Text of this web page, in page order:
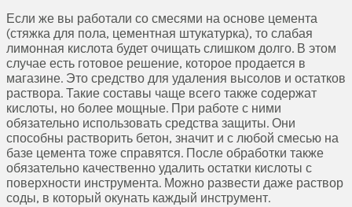
Если же вы работали со смесями на основе цемента
(стяжка для пола, цементная штукатурка), то слабая
лимонная кислота будет очищать слишком долго. В этом
случае есть готовое решение, которое продается в
магазине. Это средство для удаления высолов и остатков
раствора. Такие составы чаще всего также содержат
кислоты, но более мощные. При работе с ними
обязательно использовать средства защиты. Они
способны растворить бетон, значит и с любой смесью на
базе цемента тоже справятся. После обработки также
обязательно качественно удалить остатки кислоты с
поверхности инструмента. Можно развести даже раствор
соды, в который окунать каждый инструмент.